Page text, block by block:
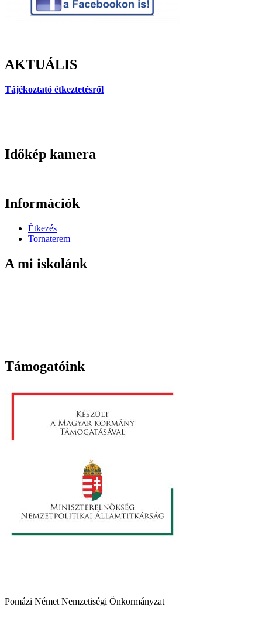
AKTUÁLIS
Tájékoztató étkeztetésről
Időkép kamera
Információk
Étkezés
Tornaterem
A mi iskolánk
Támogatóink
Pomázi Német Nemzetiségi Önkormányzat